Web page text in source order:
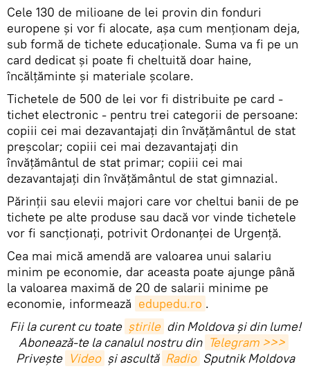
Cele 130 de milioane de lei provin din fonduri
europene și vor fi alocate, așa cum menționam deja,
sub formă de tichete educaționale. Suma va fi pe un
card dedicat și poate fi cheltuită doar haine,
încălțăminte și materiale școlare.
Tichetele de 500 de lei vor fi distribuite pe card -
tichet electronic - pentru trei categorii de persoane:
copiii cei mai dezavantajați din învățământul de stat
preșcolar; copiii cei mai dezavantajați din
învățământul de stat primar; copiii cei mai
dezavantajați din învățământul de stat gimnazial.
Părinții sau elevii majori care vor cheltui banii de pe
tichete pe alte produse sau dacă vor vinde tichetele
vor fi sancționați, potrivit Ordonanței de Urgență.
Cea mai mică amendă are valoarea unui salariu
minim pe economie, dar aceasta poate ajunge până
la valoarea maximă de 20 de salarii minime pe
economie, informează edupedu.ro .
Fii la curent cu toate știrile din Moldova și din lume!
Abonează-te la canalul nostru din Telegram >>>
Privește Video și ascultă Radio Sputnik Moldova